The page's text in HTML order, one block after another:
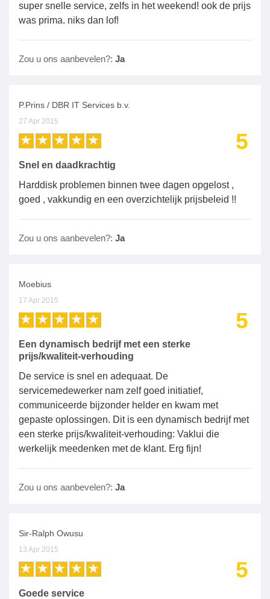
super snelle service, zelfs in het weekend! ook de prijs
was prima. niks dan lof!
Zou u ons aanbevelen?: Ja
P.Prins / DBR IT Services b.v.
27 Apr 2015
5
Snel en daadkrachtig
Harddisk problemen binnen twee dagen opgelost ,
goed , vakkundig en een overzichtelijk prijsbeleid !!
Zou u ons aanbevelen?: Ja
Moebius
17 Apr 2015
5
Een dynamisch bedrijf met een sterke
prijs/kwaliteit-verhouding
De service is snel en adequaat. De
servicemedewerker nam zelf goed initiatief,
communiceerde bijzonder helder en kwam met
gepaste oplossingen. Dit is een dynamisch bedrijf met
een sterke prijs/kwaliteit-verhouding: Vaklui die
werkelijk meedenken met de klant. Erg fijn!
Zou u ons aanbevelen?: Ja
Sir-Ralph Owusu
13 Apr 2015
5
Goede service